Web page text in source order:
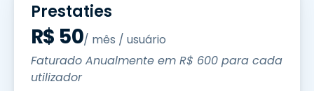
Prestaties
R$ 50/ mês / usuário
Faturado Anualmente em R$ 600 para cada
utilizador